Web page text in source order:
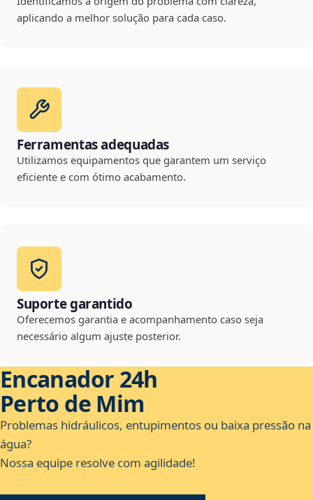
aplicando a melhor solução para cada caso.
Ferramentas adequadas
Utilizamos equipamentos que garantem um serviço
eficiente e com ótimo acabamento.
Suporte garantido
Oferecemos garantia e acompanhamento caso seja
necessário algum ajuste posterior.
Encanador 24h
Perto de Mim
Problemas hidráulicos, entupimentos ou baixa pressão na
água?
Nossa equipe resolve com agilidade!